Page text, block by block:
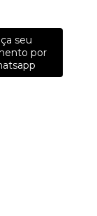
seu
por